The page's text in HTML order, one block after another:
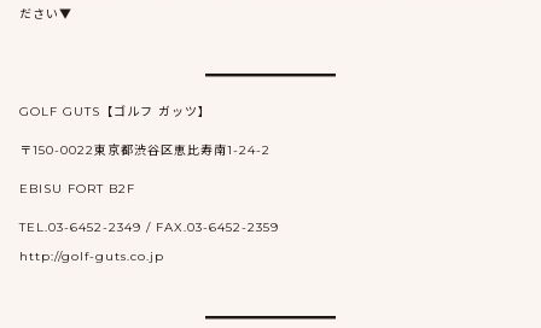
ださい▼
GOLF GUTS【ゴルフ ガッツ】
〒150-0022東京都渋谷区恵比寿南1-24-2
EBISU FORT B2F
TEL.03-6452-2349 / FAX.03-6452-2359
http://golf-guts.co.jp